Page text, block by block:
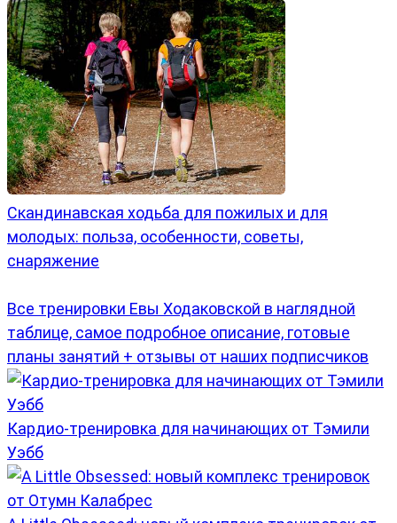
Скандинавская ходьба для пожилых и для
молодых: польза, особенности, советы,
снаряжение
Все тренировки Евы Ходаковской в наглядной
таблице, самое подробное описание, готовые
планы занятий + отзывы от наших подписчиков
Кардио-тренировка для начинающих от Тэмили
Уэбб